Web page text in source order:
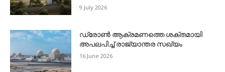
9 July 2026
ഡ്രോണ്‍ ആക്രമണത്തെ ശക്തമായി
അപലപിച്ച് രാജ്യാന്തര സഖ്യം
16 June 2026